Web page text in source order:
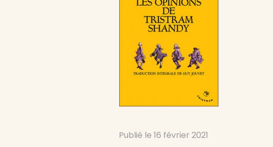
Publié le16 février 2021